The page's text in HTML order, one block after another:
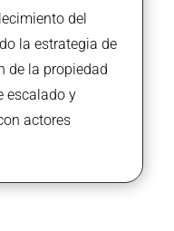
del
la estrategia de
de la propiedad
escalado y
actores